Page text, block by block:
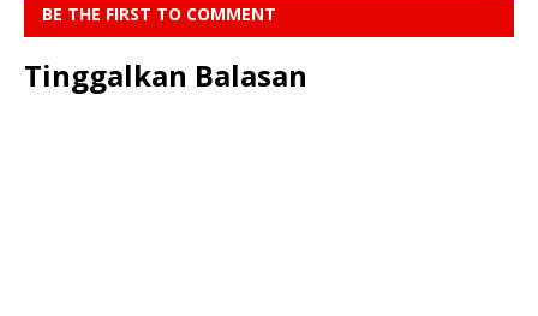
BE THE FIRST TO COMMENT
Tinggalkan Balasan